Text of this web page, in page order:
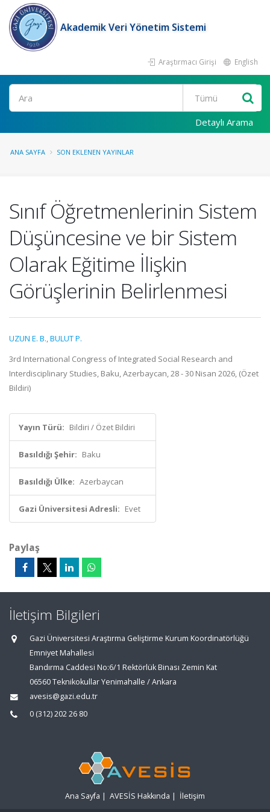
Akademik Veri Yönetim Sistemi
Araştırmacı Girişi English
Ara
Detaylı Arama
ANA SAYFA SON EKLENEN YAYINLAR
Sınıf Öğretmenlerinin Sistem
Düşüncesine ve bir Sistem
Olarak Eğitime İlişkin
Görüşlerinin Belirlenmesi
UZUN E. B.,BULUT P.
3rd International Congress of Integrated Social Research and
Interdisciplinary Studies, Baku, Azerbaycan, 28 - 30 Nisan 2026, (Özet
Bildiri)
Yayın Türü: Bildiri / Özet Bildiri
Basıldığı Şehir: Baku
Basıldığı Ülke: Azerbaycan
Gazi Üniversitesi Adresli: Evet
Paylaş
İletişim Bilgileri
Gazi Üniversitesi Araştırma Geliştirme Kurum Koordinatörlüğü
Emniyet Mahallesi
Bandırma Caddesi No:6/1 Rektörlük Binası Zemin Kat
06560 Teknikokullar Yenimahalle / Ankara
avesis@gazi.edu.tr
0 (312) 202 26 80
Ana Sayfa | AVESİS Hakkında | İletişim